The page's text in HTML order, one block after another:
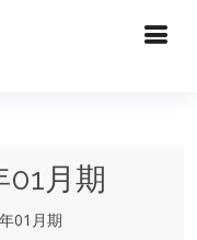
01月期
01月期